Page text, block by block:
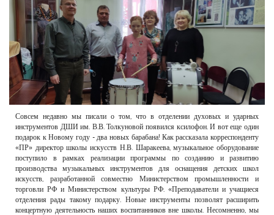
РЕКЛАМОДАТЕЛЯМ
ОБЪЯВЛЕНИЯ
КОНТАКТЫ
Совсем недавно мы писали о том, что в отделении духовых и ударных
инструментов ДШИ им. В.В. Толкуновой появился ксилофон. И вот еще один
подарок к Новому году - два новых барабана! Как рассказала корреспонденту
«ПР» директор школы искусств Н.В. Шаракеева, музыкальное оборудование
поступило в рамках реализации программы по созданию и развитию
производства музыкальных инструментов для оснащения детских школ
искусств, разработанной совместно Министерством промышленности и
торговли РФ и Министерством культуры РФ. «Преподаватели и учащиеся
отделения рады такому подарку. Новые инструменты позволят расширить
концертную деятельность наших воспитанников вне школы. Несомненно, мы